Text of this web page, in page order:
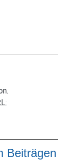
Beiträgen